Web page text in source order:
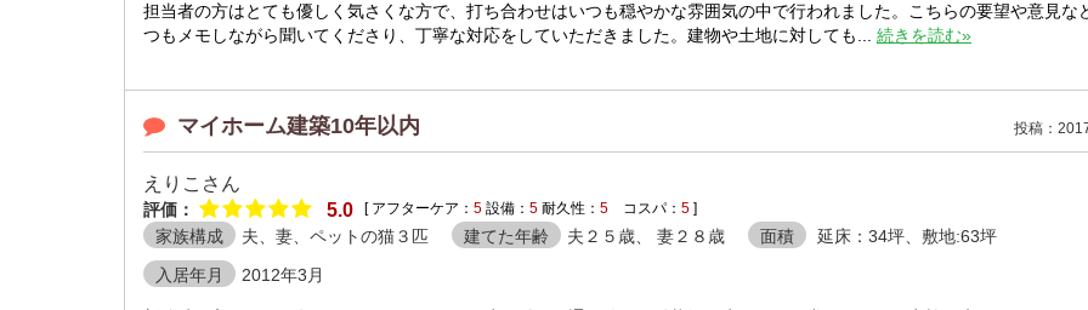
担当者の方はとても優しく気さくな方で、打ち合わせはいつも穏やかな雰囲気の中で行われました。こちらの要望や意見な
つもメモしながら聞いてくださり、丁寧な対応をしていただきました。建物や土地に対しても... 続きを読む»
マイホーム建築10年以内 投稿：
えりこさん
評価： 5.0 [ アフターケア： 5 設備： 5 耐久性： 5 コスパ： 5 ]
家族構成 夫、妻、ペットの猫３匹 建てた年齢 夫２５歳、 妻２８歳 面積
延床：34坪、敷地:63坪
入居年月
2012年3月